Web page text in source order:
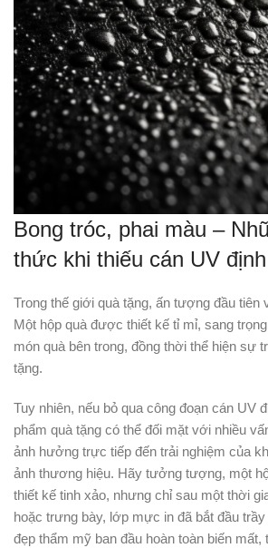
Bong tróc, phai màu –
thức khi thiếu cán UV
Trong thế giới quà tặng, ấn tượng đầu tiên
Một hộp quà được thiết kế tỉ mỉ, sang
món quà bên trong, đồng thời thể hiện sự
tặng.
Tuy nhiên, nếu bỏ qua công đoạn cán UV
phẩm quà tặng có thể đối mặt với nhiều
ảnh hưởng trực tiếp đến trải nghiệm của
ảnh thương hiệu. Hãy tưởng tượng, một
thiết kế tinh xảo, nhưng chỉ sau một thời
hoặc trưng bày, lớp mực in đã bắt đầu
đẹp thẩm mỹ ban đầu hoàn toàn biến mất,